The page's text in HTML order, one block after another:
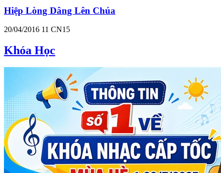
Hiệp Lòng Dâng Lên Chúa
20/04/2016 11 CN15
Khóa Học